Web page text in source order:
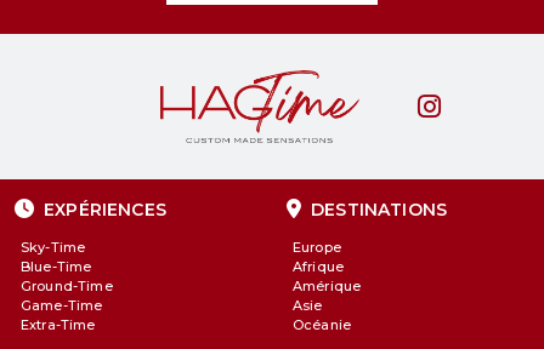
EXPÉRIENCES
Sky-Time
Blue-Time
Ground-Time
Game-Time
Extra-Time
DESTINATIONS
Europe
Afrique
Amérique
Asie
Océanie